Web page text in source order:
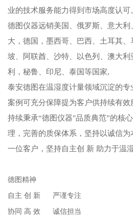
业的技术服务能力得到市场高度认可
德图仪器远销美国、俄罗斯、意大
大，德国，墨西哥、巴西、土耳其
坡、阿联酋、沙特、以色列、澳大
利，秘鲁、印尼、泰国等国家,
泰安德图在温湿度计量领域沉淀的
案例可充分保障提为客户供持续有效
持续秉承“德图仪器"品质典范”的核
理，完善的质保体系，坚持以诚信
一位客户，坚持自主创 新 助力于温
德图精神
自主 创 新 严谨专注
协同 高 效 诚信担当